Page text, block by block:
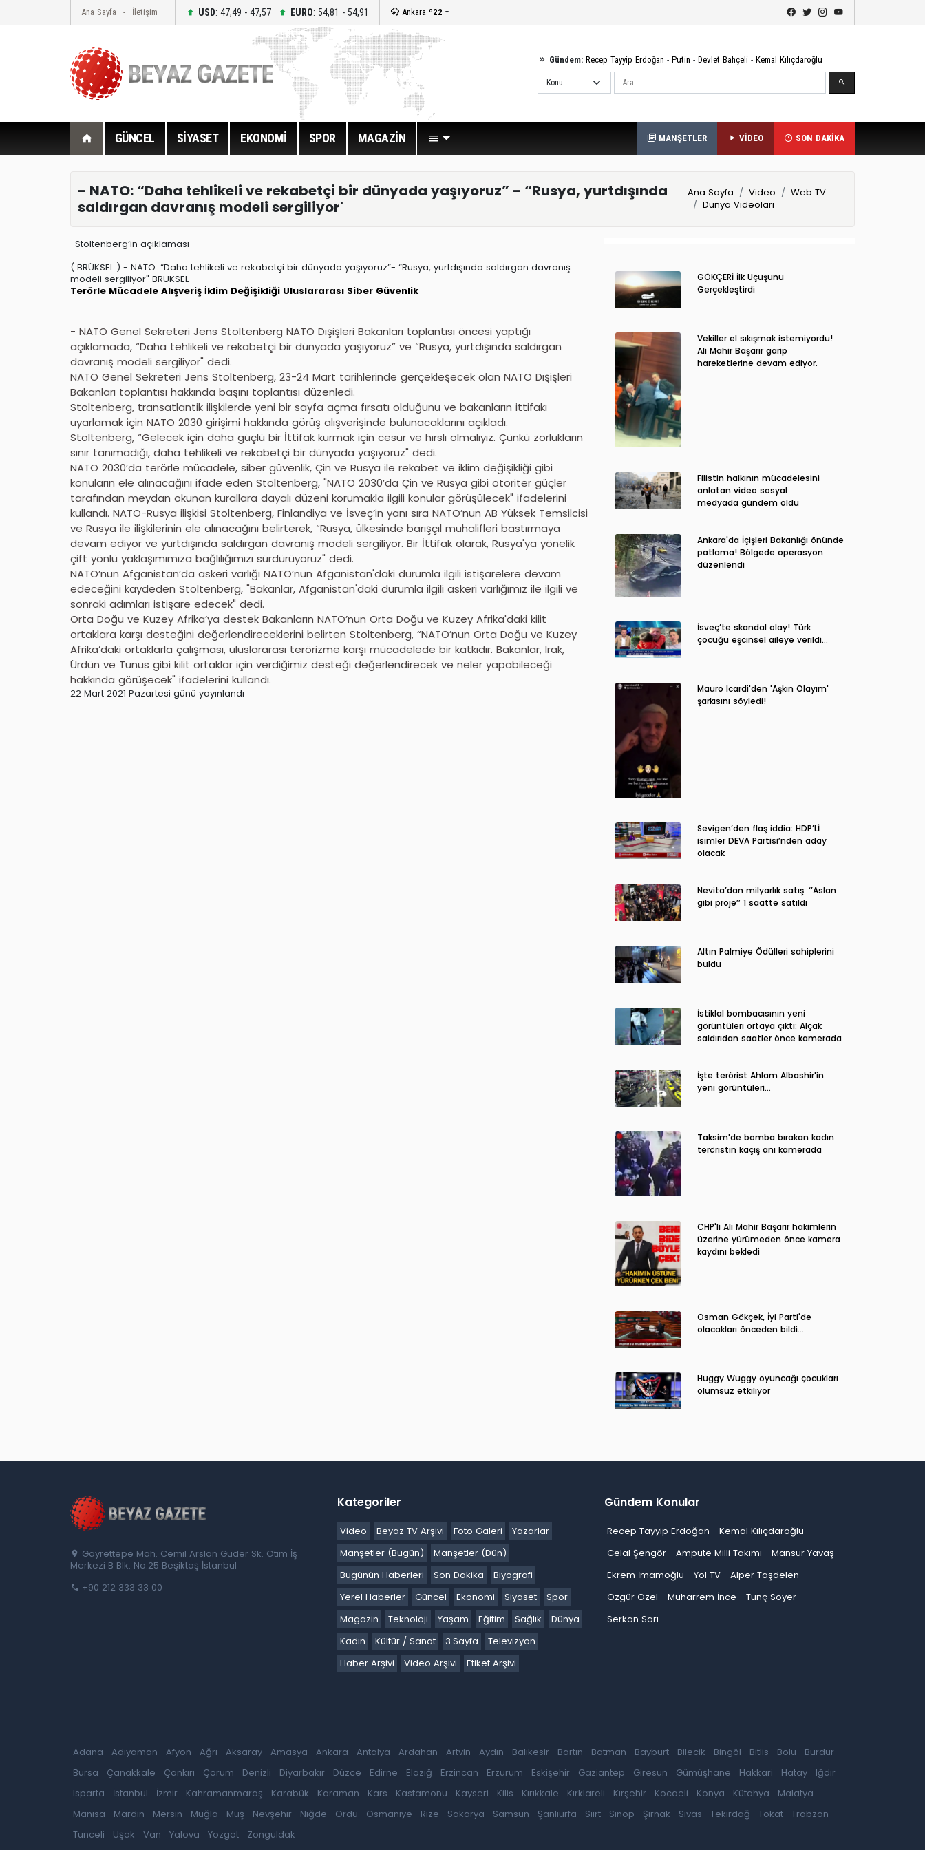
Ana Sayfa İletişim USD: 47,49 - 47,57 EURO: 54,81 - 54,91 Ankara º22
Gündem: Recep Tayyip Erdoğan - Putin - Devlet Bahçeli - Kemal Kılıçdaroğlu
Ara
GÜNCEL SİYASET EKONOMİ SPOR MAGAZİN MANŞETLER VİDEO SON DAKİKA
- NATO: “Daha tehlikeli ve rekabetçi bir dünyada yaşıyoruz” - “Rusya, yurtdışında
saldırgan davranış modeli sergiliyor'
Ana Sayfa Video
Web TV
Dünya Videoları
-Stoltenberg’in açıklaması
( BRÜKSEL ) - NATO: “Daha tehlikeli ve rekabetçi bir dünyada yaşıyoruz”- “Rusya, yurtdışında saldırgan davranış
modeli sergiliyor" BRÜKSEL
Terörle Mücadele Alışveriş İklim Değişikliği Uluslararası Siber Güvenlik
- NATO Genel Sekreteri Jens Stoltenberg NATO Dışişleri Bakanları toplantısı öncesi yaptığı
açıklamada, “Daha tehlikeli ve rekabetçi bir dünyada yaşıyoruz” ve “Rusya, yurtdışında saldırgan
davranış modeli sergiliyor" dedi.
NATO Genel Sekreteri Jens Stoltenberg, 23-24 Mart tarihlerinde gerçekleşecek olan NATO Dışişleri
Bakanları toplantısı hakkında başını toplantısı düzenledi.
Stoltenberg, transatlantik ilişkilerde yeni bir sayfa açma fırsatı olduğunu ve bakanların ittifakı
uyarlamak için NATO 2030 girişimi hakkında görüş alışverişinde bulunacaklarını açıkladı.
Stoltenberg, “Gelecek için daha güçlü bir İttifak kurmak için cesur ve hırslı olmalıyız. Çünkü zorlukların
sınır tanımadığı, daha tehlikeli ve rekabetçi bir dünyada yaşıyoruz" dedi.
NATO 2030’da terörle mücadele, siber güvenlik, Çin ve Rusya ile rekabet ve iklim değişikliği gibi
konuların ele alınacağını ifade eden Stoltenberg, "NATO 2030’da Çin ve Rusya gibi otoriter güçler
tarafından meydan okunan kurallara dayalı düzeni korumakla ilgili konular görüşülecek" ifadelerini
kullandı. NATO-Rusya ilişkisi Stoltenberg, Finlandiya ve İsveç’in yanı sıra NATO’nun AB Yüksek Temsilcisi
ve Rusya ile ilişkilerinin ele alınacağını belirterek, “Rusya, ülkesinde barışçıl muhalifleri bastırmaya
devam ediyor ve yurtdışında saldırgan davranış modeli sergiliyor. Bir İttifak olarak, Rusya'ya yönelik
çift yönlü yaklaşımımıza bağlılığımızı sürdürüyoruz" dedi.
NATO’nun Afganistan’da askeri varlığı NATO’nun Afganistan'daki durumla ilgili istişarelere devam
edeceğini kaydeden Stoltenberg, "Bakanlar, Afganistan'daki durumla ilgili askeri varlığımız ile ilgili ve
sonraki adımları istişare edecek" dedi.
Orta Doğu ve Kuzey Afrika’ya destek Bakanların NATO’nun Orta Doğu ve Kuzey Afrika'daki kilit
ortaklara karşı desteğini değerlendireceklerini belirten Stoltenberg, “NATO’nun Orta Doğu ve Kuzey
Afrika’daki ortaklarla çalışması, uluslararası terörizme karşı mücadelede bir katkıdır. Bakanlar, Irak,
Ürdün ve Tunus gibi kilit ortaklar için verdiğimiz desteği değerlendirecek ve neler yapabileceği
hakkında görüşecek" ifadelerini kullandı.
22 Mart 2021 Pazartesi günü yayınlandı
GÖKÇERİ İlk Uçuşunu
Gerçekleştirdi
Vekiller el sıkışmak istemiyordu!
Ali Mahir Başarır garip
hareketlerine devam ediyor.
Filistin halkının mücadelesini
anlatan video sosyal
medyada gündem oldu
Ankara'da İçişleri Bakanlığı önünde
patlama! Bölgede operasyon
düzenlendi
İsveç’te skandal olay! Türk
çocuğu eşcinsel aileye verildi…
Mauro Icardi'den 'Aşkın Olayım'
şarkısını söyledi!
Sevigen’den flaş iddia: HDP’Lİ
isimler DEVA Partisi’nden aday
olacak
Nevita’dan milyarlık satış: ‘’Aslan
gibi proje’’ 1 saatte satıldı
Altın Palmiye Ödülleri sahiplerini
buldu
İstiklal bombacısının yeni
görüntüleri ortaya çıktı: Alçak
saldırıdan saatler önce kamerada
İşte terörist Ahlam Albashir'in
yeni görüntüleri…
Taksim'de bomba bırakan kadın
teröristin kaçış anı kamerada
CHP'li Ali Mahir Başarır hakimlerin
üzerine yürümeden önce kamera
kaydını bekledi
Osman Gökçek, İyi Parti'de
olacakları önceden bildi...
Huggy Wuggy oyuncağı çocukları
olumsuz etkiliyor
Gayrettepe Mah. Cemil Arslan Güder Sk. Otim İş
Merkezi B Blk. No:25 Beşiktaş İstanbul
+90 212 333 33 00
Kategoriler
Video Beyaz TV Arşivi Foto Galeri
Yazarlar
Manşetler (Bugün)
Manşetler (Dün)
Bugünün Haberleri
Son Dakika
Biyografi
Yerel Haberler
Güncel Ekonomi Siyaset
Spor
Magazin
Teknoloji Yaşam Eğitim Sağlık
Dünya
Kadın
Kültür / Sanat 3.Sayfa
Televizyon
Haber Arşivi
Video Arşivi Etiket Arşivi
Gündem Konular
Recep Tayyip Erdoğan
Kemal Kılıçdaroğlu
Celal Şengör
Ampute Milli Takımı
Mansur Yavaş
Ekrem İmamoğlu
Yol TV
Alper Taşdelen
Özgür Özel
Muharrem İnce
Tunç Soyer
Serkan Sarı
Adana Adıyaman Afyon Ağrı Aksaray Amasya Ankara Antalya Ardahan Artvin Aydın Balıkesir Bartın Batman Bayburt Bilecik Bingöl Bitlis Bolu
Burdur
Bursa
Çanakkale Çankırı Çorum Denizli Diyarbakır Düzce Edirne Elazığ Erzincan Erzurum Eskişehir Gaziantep Giresun Gümüşhane Hakkari Hatay
Iğdır
Isparta
İstanbul İzmir Kahramanmaraş Karabük Karaman Kars Kastamonu Kayseri Kilis Kırıkkale Kırklareli Kırşehir Kocaeli Konya Kütahya
Malatya
Manisa
Mardin Mersin Muğla Muş Nevşehir Niğde Ordu Osmaniye Rize Sakarya Samsun Şanlıurfa Siirt Sinop Şırnak Sivas Tekirdağ Tokat
Trabzon
Tunceli
Uşak Van Yalova Yozgat Zonguldak